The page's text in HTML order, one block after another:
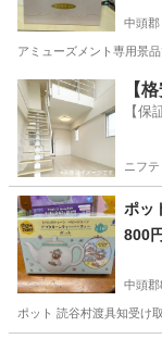
中頭郡
アミューズメント専用景
沖縄 中頭郡 食器
【
【保
ニフ
ポッ
800円
中頭郡
ポット 読谷村渡具知受け